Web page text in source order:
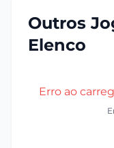
Outros
Elenco
Erro ao